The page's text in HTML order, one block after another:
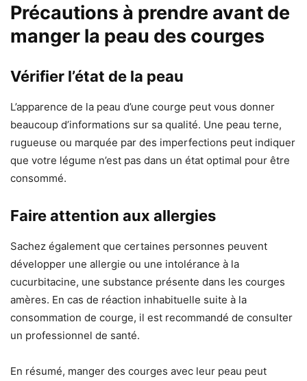
Précautions à prendre avant de
manger la peau des courges
Vérifier l’état de la peau
L’apparence de la peau d’une courge peut vous donner
beaucoup d’informations sur sa qualité. Une peau terne,
rugueuse ou marquée par des imperfections peut indiquer
que votre légume n’est pas dans un état optimal pour être
consommé.
Faire attention aux allergies
Sachez également que certaines personnes peuvent
développer une allergie ou une intolérance à la
cucurbitacine, une substance présente dans les courges
amères. En cas de réaction inhabituelle suite à la
consommation de courge, il est recommandé de consulter
un professionnel de santé.
En résumé, manger des courges avec leur peau peut